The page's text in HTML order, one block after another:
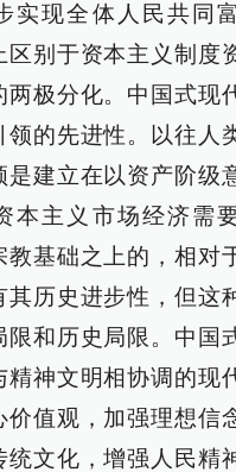
实现全体人民共同
区别于资本主义制度
两极分化。中国式现
领的先进性。以往人
是建立在以资产阶级
本主义市场经济需
教基础之上的，相对
其历史进步性，但这
和历史局限。中国
精神文明相协调的现
价值观，加强理想信
统文化，增强人民精